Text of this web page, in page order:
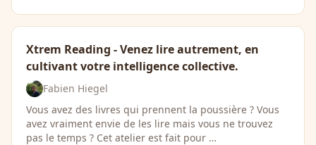
Xtrem Reading - Venez lire autrement, en
cultivant votre intelligence collective.
Fabien Hiegel
Vous avez des livres qui prennent la poussière ? Vous
avez vraiment envie de les lire mais vous ne trouvez
pas le temps ? Cet atelier est fait pour …